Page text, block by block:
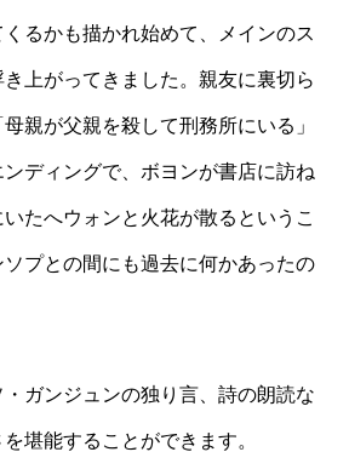
るかも描かれ始めて、メインのス
き上がってきました。親友に裏切ら
親が父親を殺して刑務所にいる」
ディングで、ボヨンが書店に訪ね
たへウォンと火花が散るというこ
プとの間にも過去に何かあったの
ガンジュンの独り言、詩の朗読な
堪能することができます。